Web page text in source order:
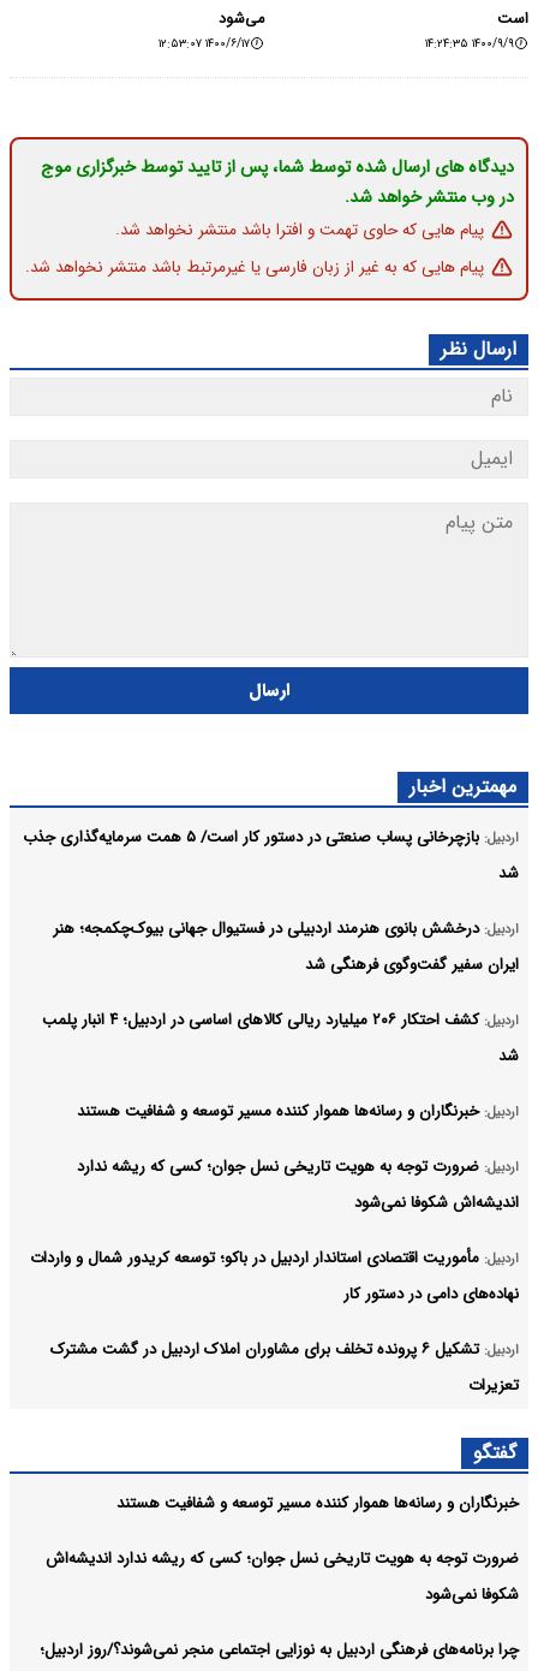
است
۱۴۰۰/۹/۹ ۱۴:۲۴:۳۵
می‌شود
۱۴۰۰/۶/۱۷ ۱۲:۵۳:۰۷
دیدگاه های ارسال شده توسط شما، پس از تایید توسط خبرگزاری موج
در وب منتشر خواهد شد.
پیام هایی که حاوی تهمت و افترا باشد منتشر نخواهد شد.
پیام هایی که به غیر از زبان فارسی یا غیرمرتبط باشد منتشر نخواهد شد.
ارسال نظر
ارسال
مهمترین اخبار
اردبیل:
بازچرخانی پساب صنعتی در دستور کار است/ ۵ همت سرمایه‌گذاری جذب
شد
اردبیل: درخشش بانوی هنرمند اردبیلی در فستیوال جهانی بیوک‌چکمجه؛ هنر
ایران سفیر گفت‌وگوی فرهنگی شد
اردبیل:
کشف احتکار ۲۰۶ میلیارد ریالی کالاهای اساسی در اردبیل؛ ۴ انبار پلمب
شد
اردبیل: خبرنگاران و رسانه‌ها هموار کننده مسیر توسعه و شفافیت هستند
اردبیل: ضرورت توجه به هویت تاریخی نسل جوان؛ کسی که ریشه ندارد
اندیشه‌اش شکوفا نمی‌شود
اردبیل: مأموریت اقتصادی استاندار اردبیل در باکو؛ توسعه کریدور شمال و واردات
نهاده‌های دامی در دستور کار
اردبیل:
تشکیل ۶ پرونده تخلف برای مشاوران املاک اردبیل در گشت مشترک
تعزیرات
اردبیل: سرعین در آستانه تکمیل پروژه ملی جی‌نف؛ همه اماکن به پلاک هوشمند
مجهز می‌شوند
محکومیت در ۴۴ پرونده مهریه ستاد دیه اردبیل در حال رسیدگی
آرشیو
گفتگو
خبرنگاران و رسانه‌ها هموار کننده مسیر توسعه و شفافیت هستند
ضرورت توجه به هویت تاریخی نسل جوان؛ کسی که ریشه ندارد اندیشه‌اش
شکوفا نمی‌شود
چرا برنامه‌های فرهنگی اردبیل به نوزایی اجتماعی منجر نمی‌شوند؟/روز اردبیل؛